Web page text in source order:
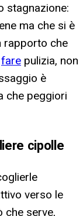
stagnazione:
ma che si è
rapporto che
fare pulizia, non
è
che peggiori
cipolle
verso le
che serve,